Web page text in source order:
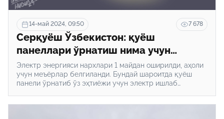
14-май 2024, 09:50 7 678
Серқуёш Ўзбекистон: қуёш
панеллари ўрнатиш нима учун
фойдали? Қонунчиликдаги имтиёзлар
Электр энергияси нархлари 1 майдан оширилди, аҳоли
учун меъёрлар белгиланди. Бундай шароитда қуёш
панели ўрнатиб ўз эҳтиёжи учун электр ишлаб